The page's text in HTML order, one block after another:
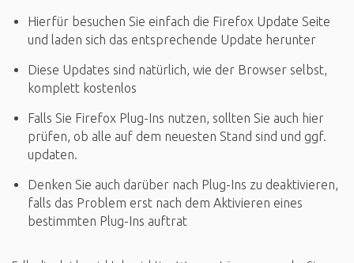
Hierfür besuchen Sie einfach die Firefox Update Seite
und laden sich das entsprechende Update herunter
Diese Updates sind natürlich, wie der Browser selbst,
komplett kostenlos
Falls Sie Firefox Plug-Ins nutzen, sollten Sie auch hier
prüfen, ob alle auf dem neuesten Stand sind und ggf.
updaten.
Denken Sie auch darüber nach Plug-Ins zu deaktivieren,
falls das Problem erst nach dem Aktivieren eines
bestimmten Plug-Ins auftrat